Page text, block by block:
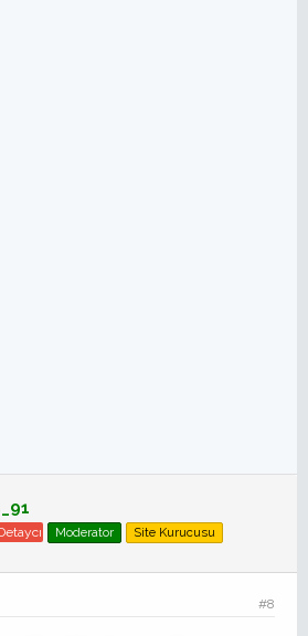
Moderator Site Kurucusu
#8